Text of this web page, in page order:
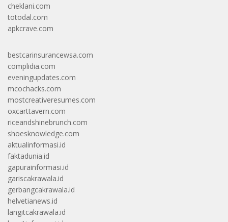
cheklani.com
totodal.com
apkcrave.com
bestcarinsurancewsa.com
complidia.com
eveningupdates.com
mcochacks.com
mostcreativeresumes.com
oxcarttavern.com
riceandshinebrunch.com
shoesknowledge.com
aktualinformasi.id
faktadunia.id
gapurainformasi.id
gariscakrawala.id
gerbangcakrawala.id
helvetianews.id
langitcakrawala.id